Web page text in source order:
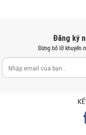
Đăng ký
Đừng bỏ lỡ khuyến